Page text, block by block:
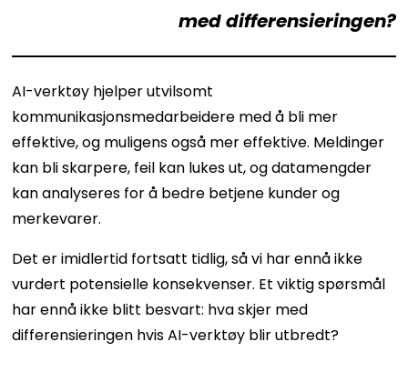
med differensieringen?
AI-verktøy hjelper utvilsomt
kommunikasjonsmedarbeidere med å bli mer
effektive, og muligens også mer effektive. Meldinger
kan bli skarpere, feil kan lukes ut, og datamengder
kan analyseres for å bedre betjene kunder og
merkevarer.
Det er imidlertid fortsatt tidlig, så vi har ennå ikke
vurdert potensielle konsekvenser. Et viktig spørsmål
har ennå ikke blitt besvart: hva skjer med
differensieringen hvis AI-verktøy blir utbredt?